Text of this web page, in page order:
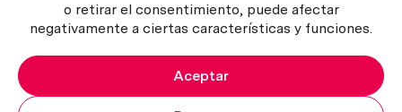
o retirar el consentimiento, puede afectar
negativamente a ciertas características y funciones.
Aceptar
Política del servicio
Política de Cookies